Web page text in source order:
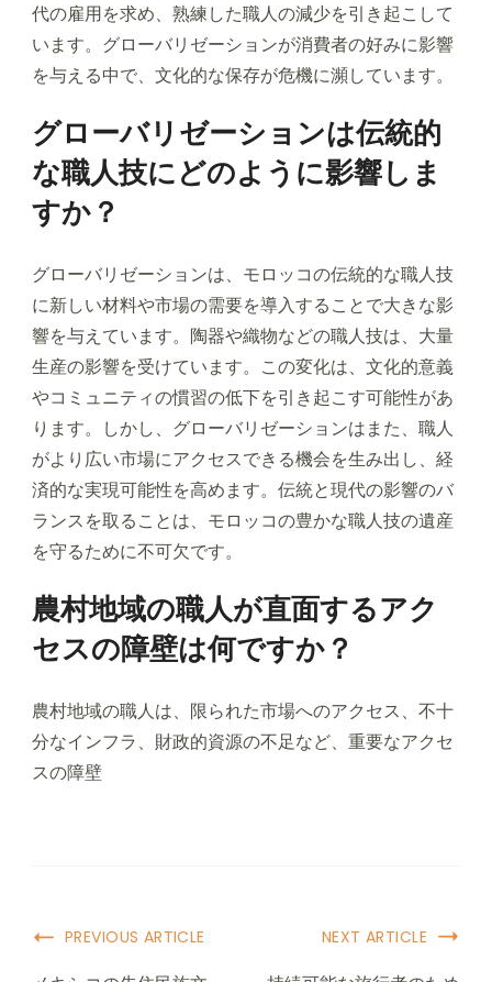
代の雇用を求め、熟練した職人の減少を引き起こして
います。グローバリゼーションが消費者の好みに影響
を与える中で、文化的な保存が危機に瀕しています。
グローバリゼーションは伝統的
な職人技にどのように影響しま
すか？
グローバリゼーションは、モロッコの伝統的な職人技
に新しい材料や市場の需要を導入することで大きな影
響を与えています。陶器や織物などの職人技は、大量
生産の影響を受けています。この変化は、文化的意義
やコミュニティの慣習の低下を引き起こす可能性があ
ります。しかし、グローバリゼーションはまた、職人
がより広い市場にアクセスできる機会を生み出し、経
済的な実現可能性を高めます。伝統と現代の影響のバ
ランスを取ることは、モロッコの豊かな職人技の遺産
を守るために不可欠です。
農村地域の職人が直面するアク
セスの障壁は何ですか？
農村地域の職人は、限られた市場へのアクセス、不十
分なインフラ、財政的資源の不足など、重要なアクセ
スの障壁
Post Navigation
PREVIOUS ARTICLE NEXT ARTICLE